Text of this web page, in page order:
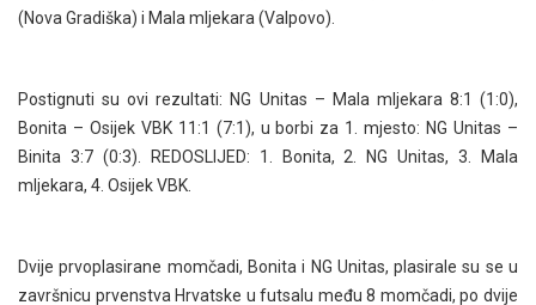
(Nova Gradiška) i Mala mljekara (Valpovo).
Postignuti su ovi rezultati: NG Unitas – Mala mljekara 8:1 (1:0),
Bonita – Osijek VBK 11:1 (7:1), u borbi za 1. mjesto: NG Unitas –
Binita 3:7 (0:3). REDOSLIJED: 1. Bonita, 2. NG Unitas, 3. Mala
mljekara, 4. Osijek VBK.
Dvije prvoplasirane momčadi, Bonita i NG Unitas, plasirale su se u
završnicu prvenstva Hrvatske u futsalu među 8 momčadi, po dvije